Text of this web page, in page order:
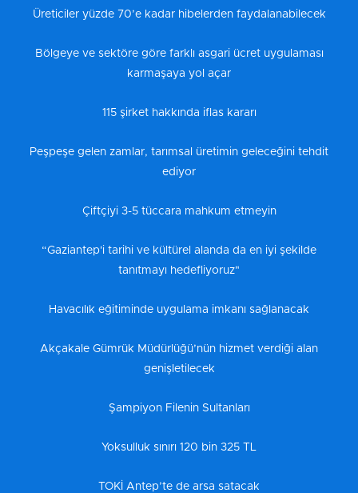
Üreticiler yüzde 70’e kadar hibelerden faydalanabilecek
Bölgeye ve sektöre göre farklı asgari ücret uygulaması
karmaşaya yol açar
115 şirket hakkında iflas kararı
Peşpeşe gelen zamlar, tarımsal üretimin geleceğini tehdit
ediyor
Çiftçiyi 3-5 tüccara mahkum etmeyin
“Gaziantep'i tarihi ve kültürel alanda da en iyi şekilde
tanıtmayı hedefliyoruz"
Havacılık eğitiminde uygulama imkanı sağlanacak
Akçakale Gümrük Müdürlüğü’nün hizmet verdiği alan
genişletilecek
Şampiyon Filenin Sultanları
Yoksulluk sınırı 120 bin 325 TL
TOKİ Antep’te de arsa satacak